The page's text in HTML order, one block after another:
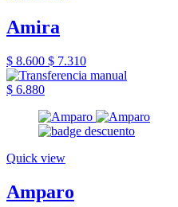
Amira
$ 8.600 $ 7.310
$ 6.880
Quick view
Amparo